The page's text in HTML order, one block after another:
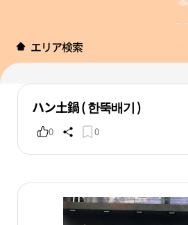
エリア検索
ハン土鍋 ( 한뚝배기 )
0 0